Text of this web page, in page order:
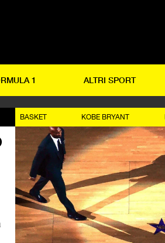
1 ALTRI SPORT
BASKET KOBE BRYANT